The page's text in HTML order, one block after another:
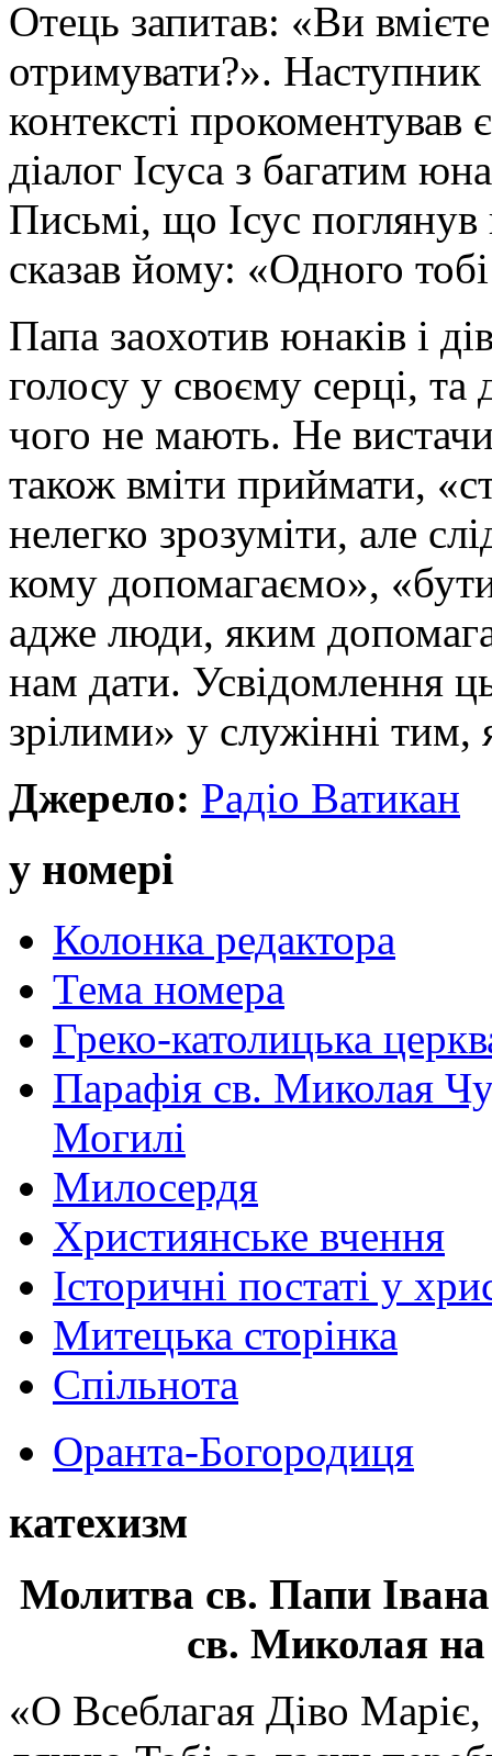
Отець запитав: «Ви
отримувати?».
контексті прокоментував
діалог Ісуса з багатим
Письмі, що Ісус
сказав йому: «Одного
Папа заохотив юнаків і
голосу у своєму серці,
чого не мають. Не
також вміти приймати,
нелегко зрозуміти, але
кому допомагаємо»,
адже люди, яким
нам дати. Усвідомлення
зрілими» у служінні
Джерело: Радіо Ватикан
у номері
Колонка редактора
Тема номера
Греко-католицька
Парафія св. Миколая
Могилі
Милосердя
Християнське вчення
Історичні постаті у
Митецька сторінка
Спільнота
Оранта-Богородиця
катехизм
Молитва св. Папи
св. Миколая на
«О Всеблагая Діво